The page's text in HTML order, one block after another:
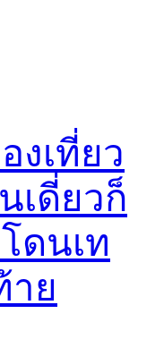
งเที่ยว
เดี่ยวก็
ดนเท
ย